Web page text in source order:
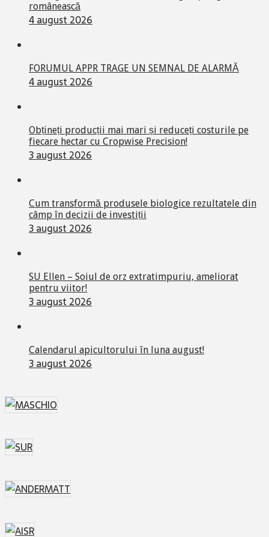
românească
4 august 2026
FORUMUL APPR TRAGE UN SEMNAL DE ALARMĂ
4 august 2026
Obțineți producții mai mari și reduceți costurile pe
fiecare hectar cu Cropwise Precision!
3 august 2026
Cum transformă produsele biologice rezultatele din
câmp în decizii de investiții
3 august 2026
SU Ellen – Soiul de orz extratimpuriu, ameliorat
pentru viitor!
3 august 2026
Calendarul apicultorului în luna august!
3 august 2026